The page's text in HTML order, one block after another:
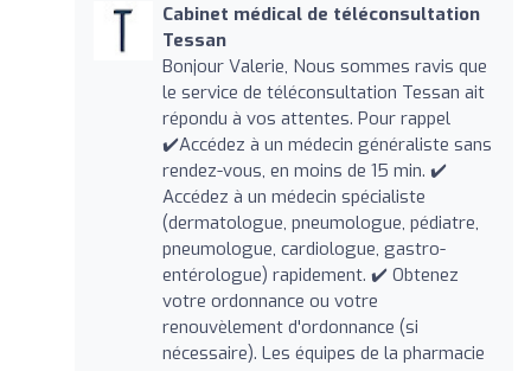
Cabinet médical de téléconsultation
Tessan
Bonjour Valerie, Nous sommes ravis que
le service de téléconsultation Tessan ait
répondu à vos attentes. Pour rappel
✔️Accédez à un médecin généraliste sans
rendez-vous, en moins de 15 min. ✔️
Accédez à un médecin spécialiste
(dermatologue, pneumologue, pédiatre,
pneumologue, cardiologue, gastro-
entérologue) rapidement. ✔️ Obtenez
votre ordonnance ou votre
renouvèlement d'ordonnance (si
nécessaire). Les équipes de la pharmacie